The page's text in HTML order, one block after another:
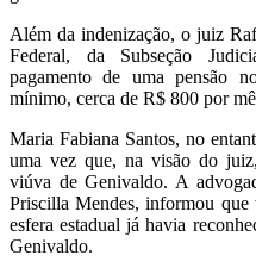
Além da indenização, o juiz
Federal, da Subseção
pagamento de uma pensão
mínimo, cerca de R$ 800 por
Maria Fabiana Santos, no
uma vez que, na visão do
viúva de Genivaldo. A
Priscilla Mendes, informou que
esfera estadual já havia
Genivaldo.